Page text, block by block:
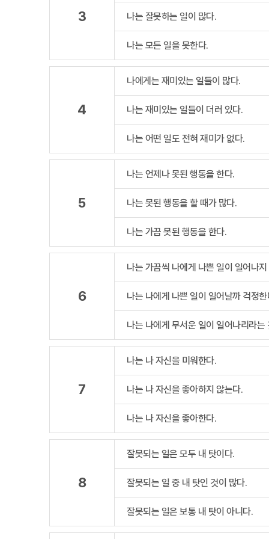
3 나는 잘못하는 일이 많다.
나는 모든 일을 못한다.
4
나에게는 재미있는 일들이 많다.
나는 재미있는 일들이 더러 있다.
나는 어떤 일도 전혀 재미가 없다.
5
나는 언제나 못된 행동을 한다.
나는 못된 행동을 할 때가 많다.
나는 가끔 못된 행동을 한다.
6
나는 가끔씩 나에게 나쁜 일이 일어나
나는 나에게 나쁜 일이 일어날까 걱정한
나는 나에게 무서운 일이 일어나리라는
7
나는 나 자신을 미워한다.
나는 나 자신을 좋아하지 않는다.
나는 나 자신을 좋아한다.
8
잘못되는 일은 모두 내 탓이다.
잘못되는 일 중 내 탓인 것이 많다.
잘못되는 일은 보통 내 탓이 아니다.